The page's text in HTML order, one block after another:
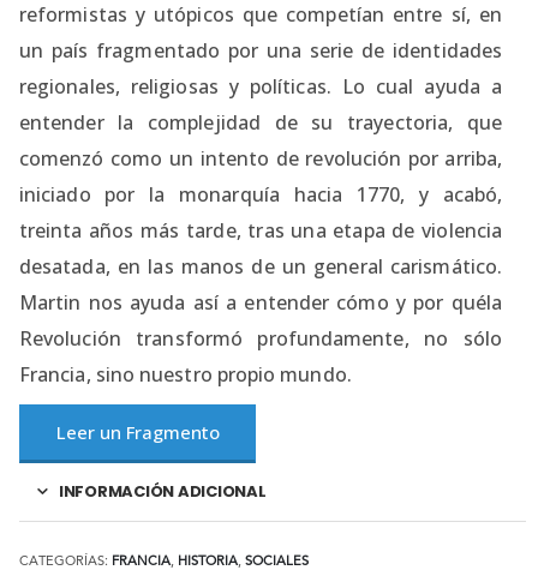
reformistas y utópicos que competían entre sí, en
un país fragmentado por una serie de identidades
regionales, religiosas y políticas. Lo cual ayuda a
entender la complejidad de su trayectoria, que
comenzó como un intento de revolución por arriba,
iniciado por la monarquía hacia 1770, y acabó,
treinta años más tarde, tras una etapa de violencia
desatada, en las manos de un general carismático.
Martin nos ayuda así a entender cómo y por quéla
Revolución transformó profundamente, no sólo
Francia, sino nuestro propio mundo.
Leer un Fragmento
INFORMACIÓN ADICIONAL
CATEGORÍAS: FRANCIA, HISTORIA, SOCIALES